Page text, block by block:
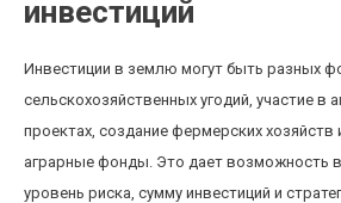
инвестиций
Инвестиции в землю могут быть разных
сельскохозяйственных угодий, участие
проектах, создание фермерских
аграрные фонды. Это дает возможность
уровень риска, сумму инвестиций и